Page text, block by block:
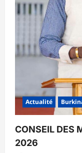
Actualité
CONSEIL DES
2026